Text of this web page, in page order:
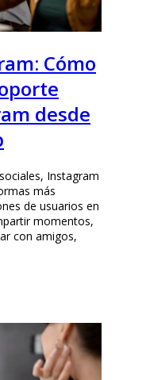
Cómo
desde
Instagram
más
de usuarios en
momentos,
con amigos,